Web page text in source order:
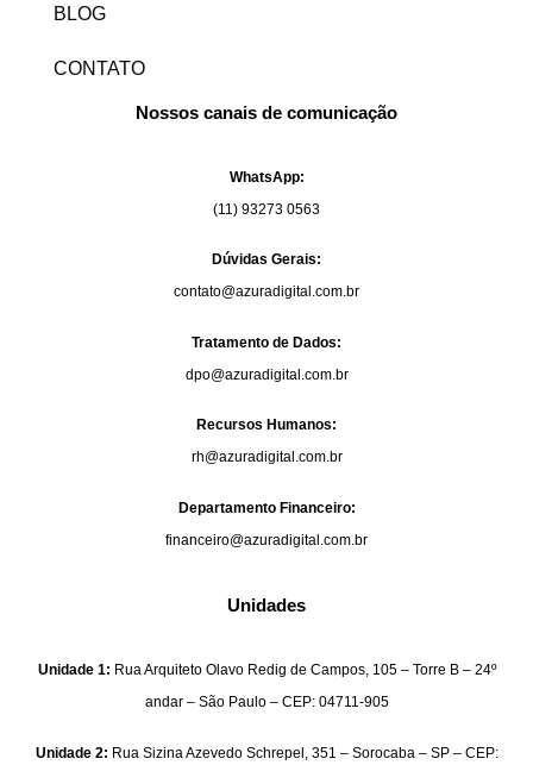
BLOG
CONTATO
Nossos canais de comunicação
WhatsApp:
(11) 93273 0563
Dúvidas Gerais:
contato@azuradigital.com.br
Tratamento de Dados:
dpo@azuradigital.com.br
Recursos Humanos:
rh@azuradigital.com.br
Departamento Financeiro:
financeiro@azuradigital.com.br
Unidades
Unidade 1: Rua Arquiteto Olavo Redig de Campos, 105 – Torre B – 24º
andar – São Paulo – CEP: 04711-905
Unidade 2: Rua Sizina Azevedo Schrepel, 351 – Sorocaba – SP – CEP: